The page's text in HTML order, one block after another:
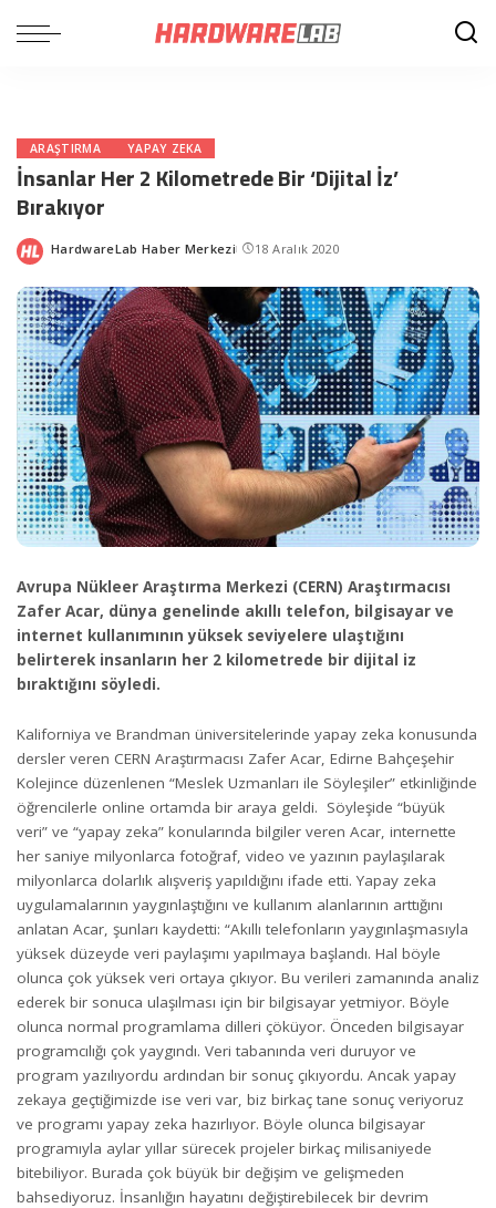
ARAŞTIRMA YAPAY ZEKA
İnsanlar Her 2 Kilometrede Bir ‘Dijital İz’
Bırakıyor
Posted
HardwareLab Haber Merkezi 18 Aralık 2020
Avrupa Nükleer Araştırma Merkezi (CERN) Araştırmacısı
Zafer Acar, dünya genelinde akıllı telefon, bilgisayar ve
internet kullanımının yüksek seviyelere ulaştığını
belirterek insanların her 2 kilometrede bir dijital iz
bıraktığını söyledi.
Kaliforniya ve Brandman üniversitelerinde yapay zeka konusunda
dersler veren CERN Araştırmacısı Zafer Acar, Edirne Bahçeşehir
Kolejince düzenlenen “Meslek Uzmanları ile Söyleşiler” etkinliğinde
öğrencilerle online ortamda bir araya geldi. Söyleşide “büyük
veri” ve “yapay zeka” konularında bilgiler veren Acar, internette
her saniye milyonlarca fotoğraf, video ve yazının paylaşılarak
milyonlarca dolarlık alışveriş yapıldığını ifade etti. Yapay zeka
uygulamalarının yaygınlaştığını ve kullanım alanlarının arttığını
anlatan Acar, şunları kaydetti: “Akıllı telefonların yaygınlaşmasıyla
yüksek düzeyde veri paylaşımı yapılmaya başlandı. Hal böyle
olunca çok yüksek veri ortaya çıkıyor. Bu verileri zamanında analiz
ederek bir sonuca ulaşılması için bir bilgisayar yetmiyor. Böyle
olunca normal programlama dilleri çöküyor. Önceden bilgisayar
programcılığı çok yaygındı. Veri tabanında veri duruyor ve
program yazılıyordu ardından bir sonuç çıkıyordu. Ancak yapay
zekaya geçtiğimizde ise veri var, biz birkaç tane sonuç veriyoruz
ve programı yapay zeka hazırlıyor. Böyle olunca bilgisayar
programıyla aylar yıllar sürecek projeler birkaç milisaniyede
bitebiliyor. Burada çok büyük bir değişim ve gelişmeden
bahsediyoruz. İnsanlığın hayatını değiştirebilecek bir devrim